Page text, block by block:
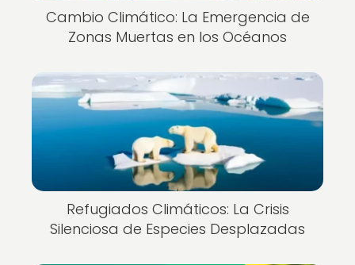
Cambio Climático: La Emergencia de
Zonas Muertas en los Océanos
Refugiados Climáticos: La Crisis
Silenciosa de Especies Desplazadas